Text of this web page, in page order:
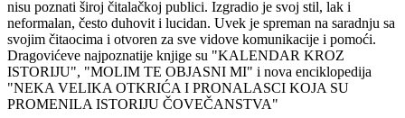
nisu poznati široj čitalačkoj publici. Izgradio je svoj stil, lak i
neformalan, često duhovit i lucidan. Uvek je spreman na saradnju sa
svojim čitaocima i otvoren za sve vidove komunikacije i pomoći.
Dragovićeve najpoznatije knjige su "KALENDAR KROZ
ISTORIJU", "MOLIM TE OBJASNI MI" i nova enciklopedija
"NEKA VELIKA OTKRIĆA I PRONALASCI KOJA SU
PROMENILA ISTORIJU ČOVEČANSTVA"